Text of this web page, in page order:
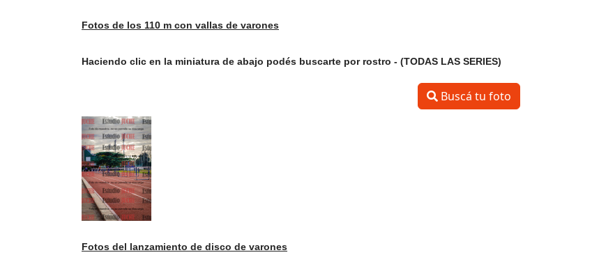
Fotos de los 110 m con vallas de varones
Haciendo clic en la miniatura de abajo podés buscarte por rostro - (TODAS LAS SERIES)
Buscá tu foto
Fotos del lanzamiento de disco de varones